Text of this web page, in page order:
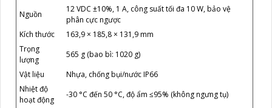
Nguồn
12 VDC ±10%, 1 A, công suất tối đa 10 W, bảo vệ
phân cực ngược
Kích thước
163,9 × 185,8 × 131,9 mm
Trọng
lượng
565 g (bao bì: 1020 g)
Vật liệu
Nhựa, chống bụi/nước IP66
Nhiệt độ
hoạt động
-30 °C đến 50 °C, độ ẩm ≤95% (không ngưng tụ)